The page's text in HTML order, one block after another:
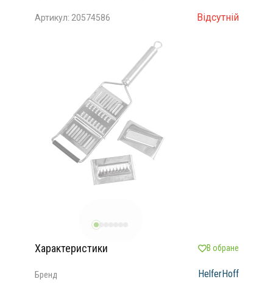
Артикул: 20574586 Відсутній
Характеристики В обране
Бренд HelferHoff